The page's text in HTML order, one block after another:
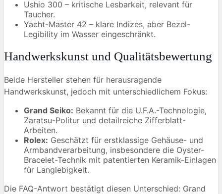
Ushio 300 – kritische Lesbarkeit, relevant für
Taucher.
Yacht-Master 42 – klare Indizes, aber Bezel-
Legibility im Wasser eingeschränkt.
Handwerkskunst und Qualitätsbewertung
Beide Hersteller stehen für herausragende
Handwerkskunst, jedoch mit unterschiedlichem Fokus:
Grand Seiko: Bekannt für die U.F.A.-Technologie,
Zaratsu-Politur und detailreiche Zifferblatt-
Arbeiten.
Rolex: Geschätzt für erstklassige Gehäuse- und
Armbandverarbeitung, insbesondere die Oyster-
Bracelet-Technik mit patentierten Keramik-Einlagen
für Langlebigkeit.
Die FAQ-Antwort bestätigt diesen Unterschied: Grand